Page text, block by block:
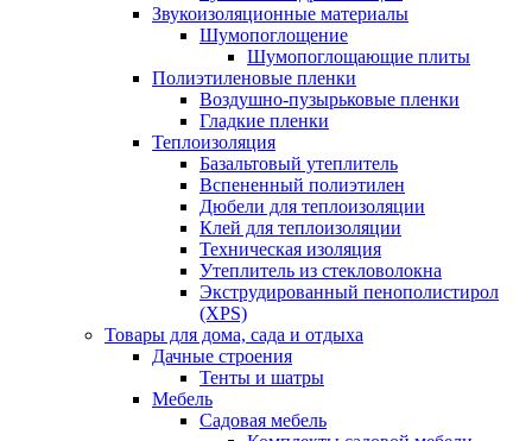
Звукоизоляционные материалы
Шумопоглощение
Шумопоглощающие плиты
Полиэтиленовые пленки
Воздушно-пузырьковые пленки
Гладкие пленки
Теплоизоляция
Базальтовый утеплитель
Вспененный полиэтилен
Дюбели для теплоизоляции
Клей для теплоизоляции
Техническая изоляция
Утеплитель из стекловолокна
Экструдированный пенополистирол
(XPS)
Товары для дома, сада и отдыха
Дачные строения
Тенты и шатры
Мебель
Садовая мебель